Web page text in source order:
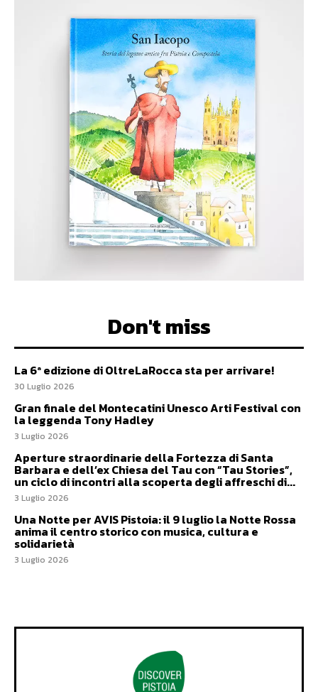
Don't miss
La 6ª edizione di OltreLaRocca sta per arrivare!
30 Luglio 2026
Gran finale del Montecatini Unesco Arti Festival con
la leggenda Tony Hadley
3 Luglio 2026
Aperture straordinarie della Fortezza di Santa
Barbara e dell’ex Chiesa del Tau con “Tau Stories”,
un ciclo di incontri alla scoperta degli affreschi di...
3 Luglio 2026
Una Notte per AVIS Pistoia: il 9 luglio la Notte Rossa
anima il centro storico con musica, cultura e
solidarietà
3 Luglio 2026